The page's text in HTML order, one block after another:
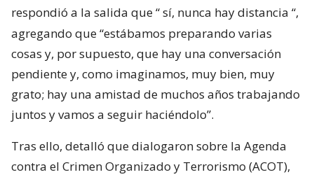
respondió a la salida que “sí, nunca hay distancia “,
agregando que “estábamos preparando varias
cosas y, por supuesto, que hay una conversación
pendiente y, como imaginamos, muy bien, muy
grato; hay una amistad de muchos años trabajando
juntos y vamos a seguir haciéndolo”.
Tras ello, detalló que dialogaron sobre la Agenda
contra el Crimen Organizado y Terrorismo (ACOT),